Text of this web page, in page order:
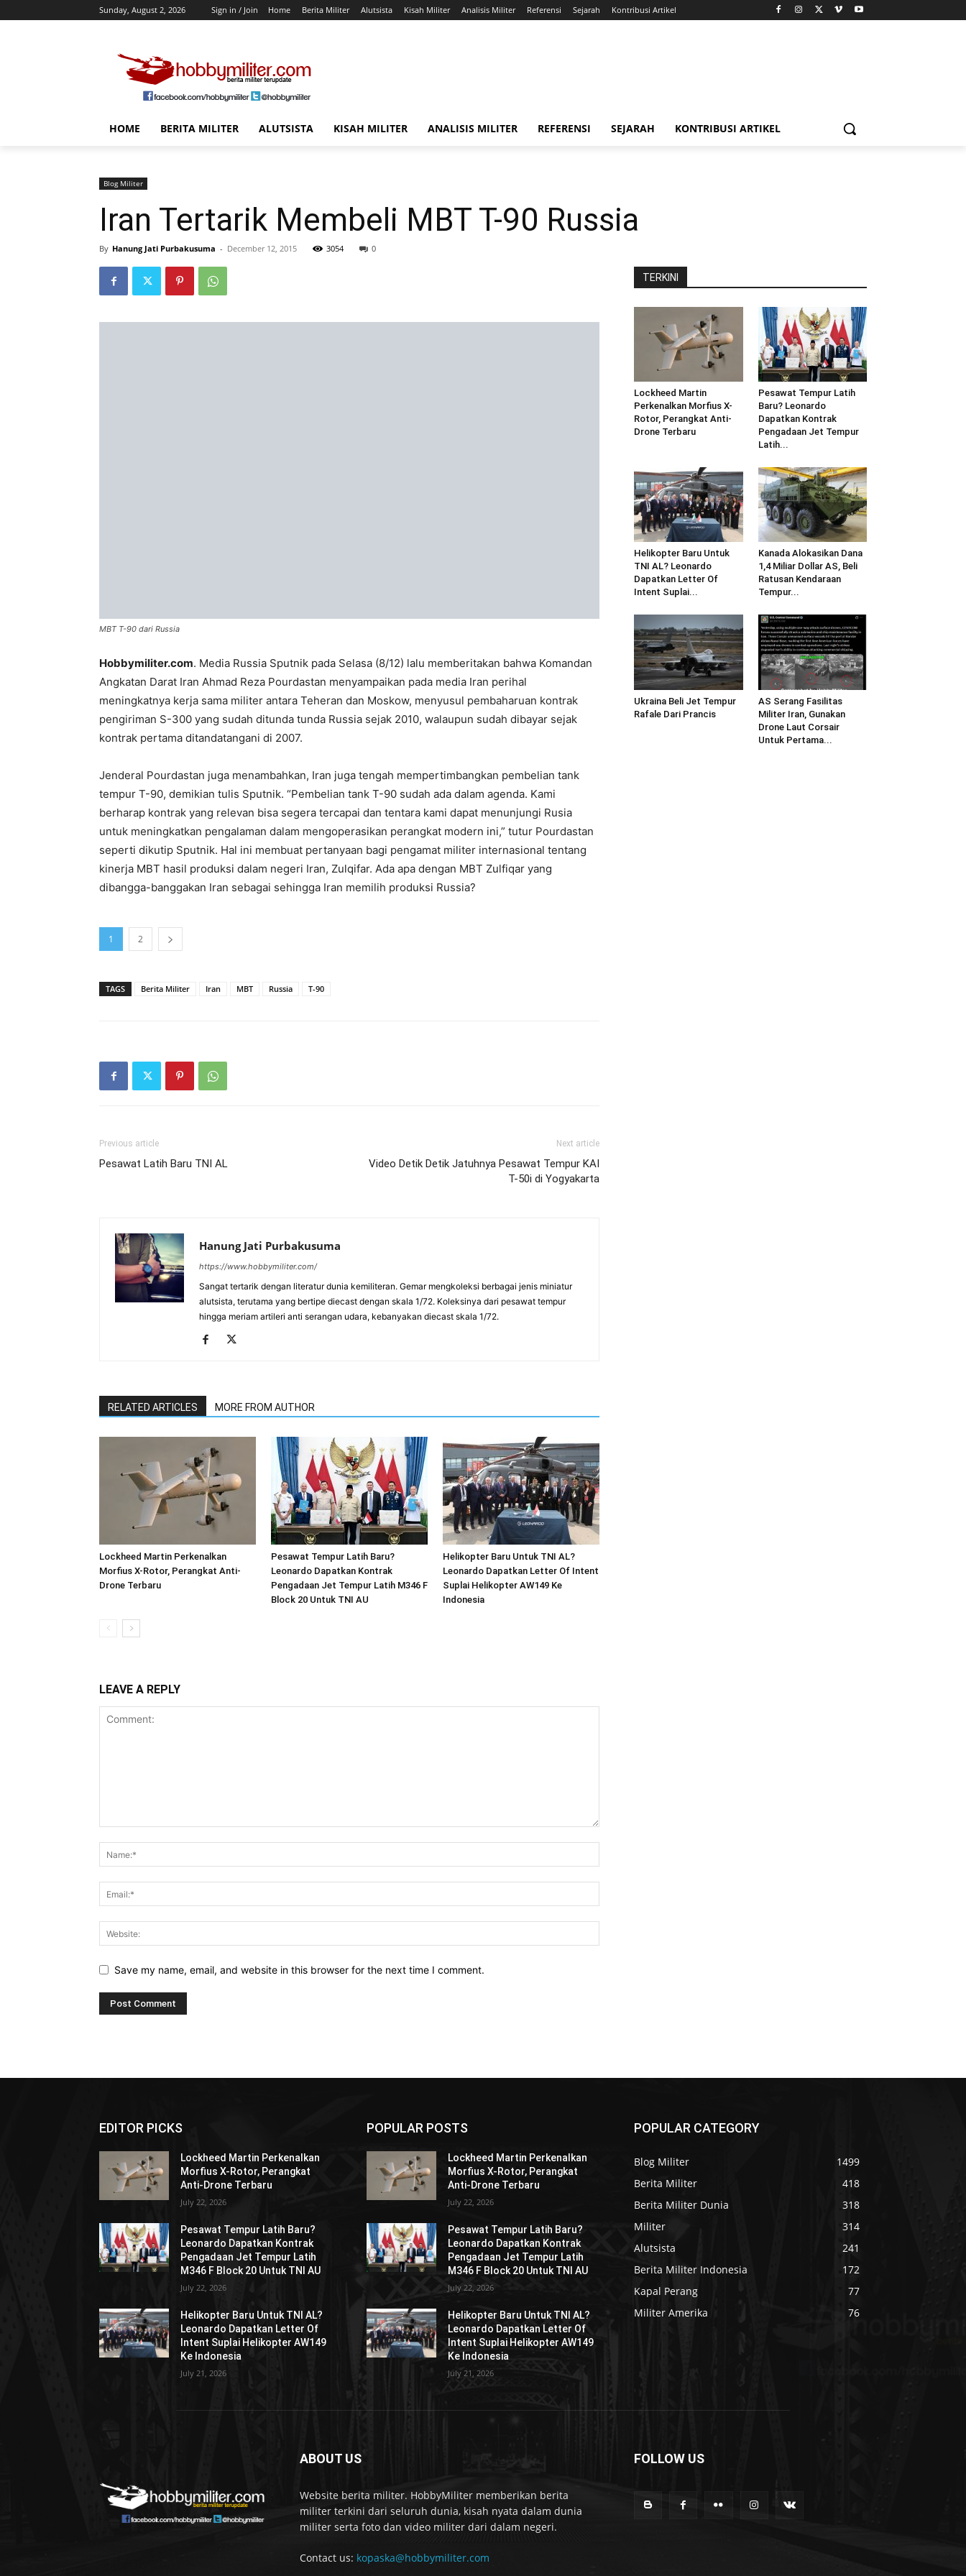
Sunday, August 2, 2026 Sign in / Join Home Berita Militer Alutsista Kisah Militer Analisis Militer Referensi Sejarah Kontribusi Artikel
HOME BERITA MILITER ALUTSISTA KISAH MILITER ANALISIS MILITER REFERENSI SEJARAH KONTRIBUSI ARTIKEL
Blog Militer
Iran Tertarik Membeli MBT T-90 Russia
By Hanung Jati Purbakusuma - December 12, 2015 3054 0
MBT T-90 dari Russia
Hobbymiliter.com. Media Russia Sputnik pada Selasa (8/12) lalu memberitakan bahwa Komandan
Angkatan Darat Iran Ahmad Reza Pourdastan menyampaikan pada media Iran perihal
meningkatnya kerja sama militer antara Teheran dan Moskow, menyusul pembaharuan kontrak
pengiriman S-300 yang sudah ditunda tunda Russia sejak 2010, walaupun sudah dibayar sejak
kontrak pertama ditandatangani di 2007.
Jenderal Pourdastan juga menambahkan, Iran juga tengah mempertimbangkan pembelian tank
tempur T-90, demikian tulis Sputnik. “Pembelian tank T-90 sudah ada dalam agenda. Kami
berharap kontrak yang relevan bisa segera tercapai dan tentara kami dapat menunjungi Rusia
untuk meningkatkan pengalaman dalam mengoperasikan perangkat modern ini,” tutur Pourdastan
seperti dikutip Sputnik. Hal ini membuat pertanyaan bagi pengamat militer internasional tentang
kinerja MBT hasil produksi dalam negeri Iran, Zulqifar. Ada apa dengan MBT Zulfiqar yang
dibangga-banggakan Iran sebagai sehingga Iran memilih produksi Russia?
1 2
TAGS Berita Militer Iran MBT Russia T-90
Previous article
Pesawat Latih Baru TNI AL
Next article
Video Detik Detik Jatuhnya Pesawat Tempur KAI
T-50i di Yogyakarta
Hanung Jati Purbakusuma
https://www.hobbymiliter.com/
Sangat tertarik dengan literatur dunia kemiliteran. Gemar mengkoleksi berbagai jenis miniatur
alutsista, terutama yang bertipe diecast dengan skala 1/72. Koleksinya dari pesawat tempur
hingga meriam artileri anti serangan udara, kebanyakan diecast skala 1/72.
RELATED ARTICLES MORE FROM AUTHOR
Lockheed Martin Perkenalkan
Morfius X-Rotor, Perangkat Anti-
Drone Terbaru
Pesawat Tempur Latih Baru?
Leonardo Dapatkan Kontrak
Pengadaan Jet Tempur Latih M346 F
Block 20 Untuk TNI AU
Helikopter Baru Untuk TNI AL?
Leonardo Dapatkan Letter Of Intent
Suplai Helikopter AW149 Ke
Indonesia
LEAVE A REPLY
Save my name, email, and website in this browser for the next time I comment.
TERKINI
Lockheed Martin
Perkenalkan Morfius X-
Rotor, Perangkat Anti-
Drone Terbaru
Pesawat Tempur Latih
Baru? Leonardo
Dapatkan Kontrak
Pengadaan Jet Tempur
Latih...
Helikopter Baru Untuk
TNI AL? Leonardo
Dapatkan Letter Of
Intent Suplai...
Kanada Alokasikan Dana
1,4 Miliar Dollar AS, Beli
Ratusan Kendaraan
Tempur...
Ukraina Beli Jet Tempur
Rafale Dari Prancis
AS Serang Fasilitas
Militer Iran, Gunakan
Drone Laut Corsair
Untuk Pertama...
EDITOR PICKS
Lockheed Martin Perkenalkan
Morfius X-Rotor, Perangkat
Anti-Drone Terbaru
July 22, 2026
Pesawat Tempur Latih Baru?
Leonardo Dapatkan Kontrak
Pengadaan Jet Tempur Latih
M346 F Block 20 Untuk TNI AU
July 22, 2026
Helikopter Baru Untuk TNI AL?
Leonardo Dapatkan Letter Of
Intent Suplai Helikopter AW149
Ke Indonesia
July 21, 2026
POPULAR POSTS
Lockheed Martin Perkenalkan
Morfius X-Rotor, Perangkat
Anti-Drone Terbaru
July 22, 2026
Pesawat Tempur Latih Baru?
Leonardo Dapatkan Kontrak
Pengadaan Jet Tempur Latih
M346 F Block 20 Untuk TNI AU
July 22, 2026
Helikopter Baru Untuk TNI AL?
Leonardo Dapatkan Letter Of
Intent Suplai Helikopter AW149
Ke Indonesia
July 21, 2026
POPULAR CATEGORY
Blog Militer
1499
Berita Militer
418
Berita Militer Dunia
318
Militer
314
Alutsista
241
Berita Militer Indonesia
172
Kapal Perang
77
Militer Amerika
76
ABOUT US
Website berita militer. HobbyMiliter memberikan berita
militer terkini dari seluruh dunia, kisah nyata dalam dunia
militer serta foto dan video militer dari dalam negeri.
Contact us: kopaska@hobbymiliter.com
FOLLOW US